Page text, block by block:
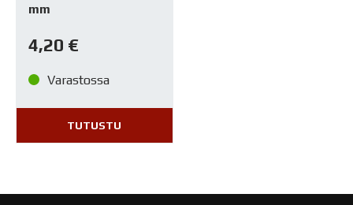
mm
4,20 €
Varastossa
TUTUSTU